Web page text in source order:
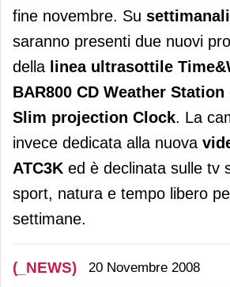
fine novembre. Su settimanali
saranno presenti due nuovi
della linea ultrasottile
BAR800 CD Weather Station
Slim projection Clock. La
invece dedicata alla nuova
ATC3K ed è declinata sulle tv
sport, natura e tempo libero
settimane.
(_NEWS) 20 Novembre 2008